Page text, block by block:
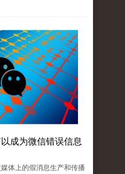
成为微信错误信息
体上的假消息生产和传播